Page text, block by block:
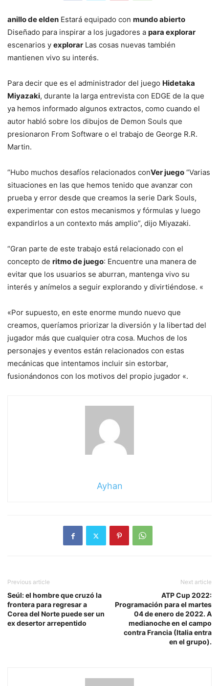
anillo de elden Estará equipado con mundo abierto
Diseñado para inspirar a los jugadores a para explorar
escenarios y explorar Las cosas nuevas también
mantienen vivo su interés.
Para decir que es el administrador del juego Hidetaka
Miyazaki, durante la larga entrevista con EDGE de la que
ya hemos informado algunos extractos, como cuando el
autor habló sobre los dibujos de Demon Souls que
presionaron From Software o el trabajo de George R.R.
Martin.
“Hubo muchos desafíos relacionados conVer juego “Varias
situaciones en las que hemos tenido que avanzar con
prueba y error desde que creamos la serie Dark Souls,
experimentar con estos mecanismos y fórmulas y luego
expandirlos a un contexto más amplio”, dijo Miyazaki.
“Gran parte de este trabajo está relacionado con el
concepto de ritmo de juego: Encuentre una manera de
evitar que los usuarios se aburran, mantenga vivo su
interés y anímelos a seguir explorando y divirtiéndose. «
«Por supuesto, en este enorme mundo nuevo que
creamos, queríamos priorizar la diversión y la libertad del
jugador más que cualquier otra cosa. Muchos de los
personajes y eventos están relacionados con estas
mecánicas que intentamos incluir sin estorbar,
fusionándonos con los motivos del propio jugador «.
Ayhan
Previous article
Seúl: el hombre que cruzó la
frontera para regresar a
Corea del Norte puede ser un
ex desertor arrepentido
Next article
ATP Cup 2022:
Programación para el martes
04 de enero de 2022. A
medianoche en el campo
contra Francia (Italia entra
en el grupo).